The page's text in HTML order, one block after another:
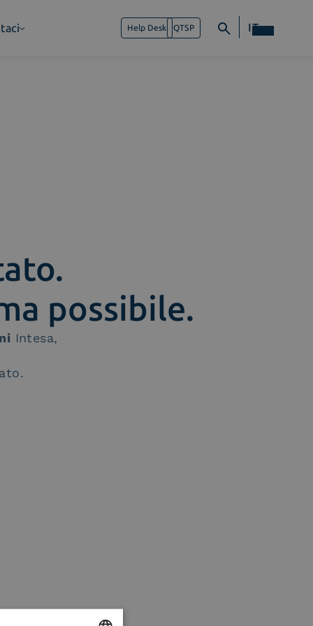
Help Desk QTSP IT
possibile.
Intesa,